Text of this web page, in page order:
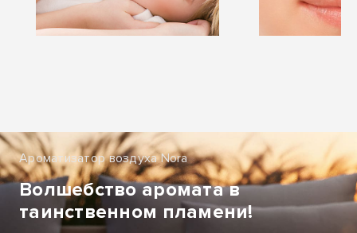
Ароматизатор воздуха Nora
Волшебство аромата в
таинственном пламени!